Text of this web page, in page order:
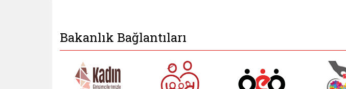
Bakanlık Bağlantıları